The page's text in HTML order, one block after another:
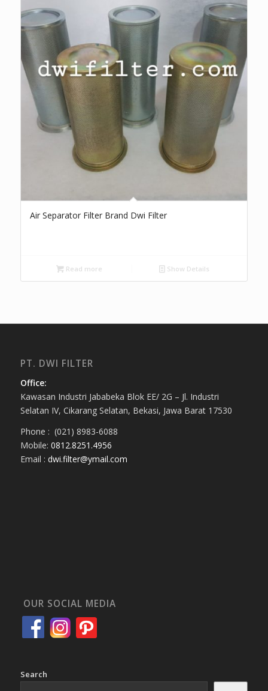
Air Separator Filter Brand Dwi Filter
Read more Show Details
PT. DWI FILTER
Office:
Kawasan Industri Jababeka Blok EE/ 2G – Jl. Industri
Selatan IV, Cikarang Selatan, Bekasi, Jawa Barat 17530
Phone : (021) 8983-6088
Mobile: 0812.8251.4956
Email : dwi.filter@ymail.com
OUR SOCIAL MEDIA
Search